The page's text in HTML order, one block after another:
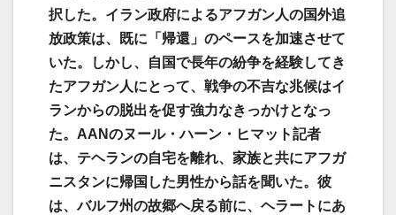
択した。イラン政府によるアフガン人の国外追
放政策は、既に「帰還」のペースを加速させて
いた。しかし、自国で長年の紛争を経験してき
たアフガン人にとって、戦争の不吉な兆候はイ
ランからの脱出を促す強力なきっかけとなっ
た。AANのヌール・ハーン・ヒマット記者
は、テヘランの自宅を離れ、家族と共にアフガ
ニスタンに帰国した男性から話を聞いた。彼
は、バルフ州の故郷へ戻る前に、ヘラートにあ